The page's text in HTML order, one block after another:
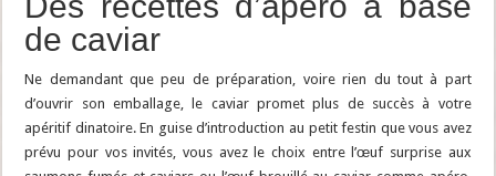
de caviar
Ne demandant que peu de préparation, voire rien du tout à part
d’ouvrir son emballage, le caviar promet plus de succès à votre
apéritif dinatoire. En guise d’introduction au petit festin que vous avez
prévu pour vos invités, vous avez le choix entre l’œuf surprise aux